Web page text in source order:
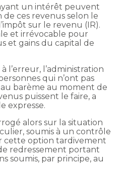
un intérêt peuvent
ces revenus selon le
sur le revenu (IR).
et irrévocable pour
et gains du capital de
l’erreur, l’administration
qui n’ont pas
barème au moment de
puissent le faire, a
expresse.
alors sur la situation
soumis à un contrôle
cette option tardivement
redressement portant
soumis, par principe, au